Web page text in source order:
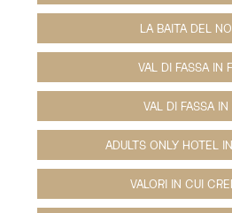
LA BAITA DEL
VAL DI FASSA IN
VAL DI FASSA IN
ADULTS ONLY HOTEL
VALORI IN CUI